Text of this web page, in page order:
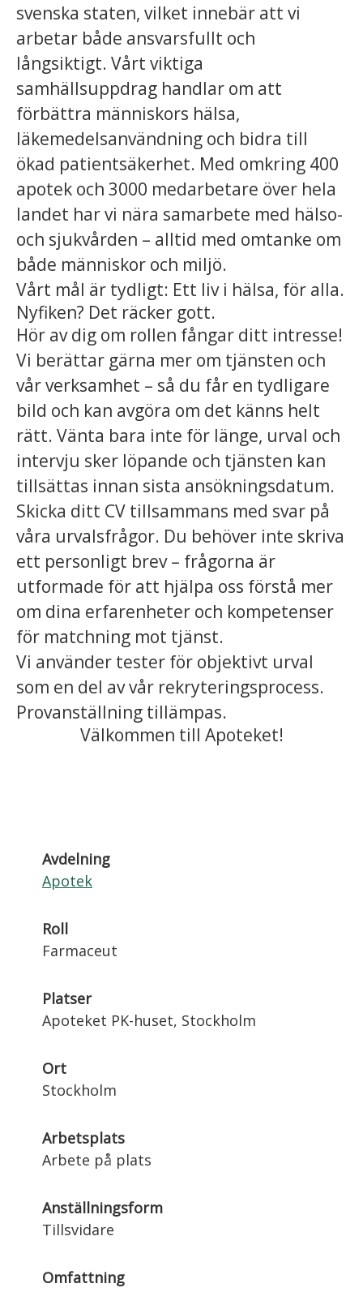
svenska staten, vilket innebär att vi
arbetar både ansvarsfullt och
långsiktigt. Vårt viktiga
samhällsuppdrag handlar om att
förbättra människors hälsa,
läkemedelsanvändning och bidra till
ökad patientsäkerhet. Med omkring 400
apotek och 3000 medarbetare över hela
landet har vi nära samarbete med hälso-
och sjukvården – alltid med omtanke om
både människor och miljö.
Vårt mål är tydligt: Ett liv i hälsa, för alla.
Nyfiken? Det räcker gott.
Hör av dig om rollen fångar ditt intresse!
Vi berättar gärna mer om tjänsten och
vår verksamhet – så du får en tydligare
bild och kan avgöra om det känns helt
rätt. Vänta bara inte för länge, urval och
intervju sker löpande och tjänsten kan
tillsättas innan sista ansökningsdatum.
Skicka ditt CV tillsammans med svar på
våra urvalsfrågor. Du behöver inte skriva
ett personligt brev – frågorna är
utformade för att hjälpa oss förstå mer
om dina erfarenheter och kompetenser
för matchning mot tjänst.
Vi använder tester för objektivt urval
som en del av vår rekryteringsprocess.
Provanställning tillämpas.
Välkommen till Apoteket!
Avdelning
Apotek
Roll
Farmaceut
Platser
Apoteket PK-huset, Stockholm
Ort
Stockholm
Arbetsplats
Arbete på plats
Anställningsform
Tillsvidare
Omfattning